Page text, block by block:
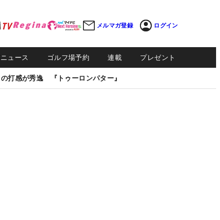
メルマガ登録 ログイン
ュース ゴルフ場予約 連載 プレゼント
打感が秀逸 『トゥーロンパター』